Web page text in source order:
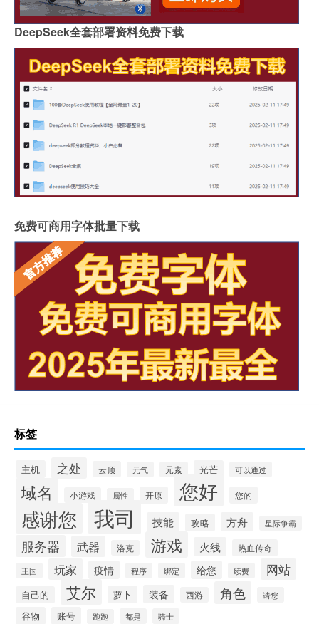
DeepSeek全套部署资料免费下载
免费可商用字体批量下载
标签
主机 之处 云顶 元气 元素 光芒 可以通过
域名 小游戏 属性 开原 您好 您的
感谢您 我司 技能 攻略 方舟 星际争霸
服务器 武器 洛克 游戏 火线 热血传奇
王国 玩家 疫情 程序 绑定 给您 续费 网站
自己的 艾尔 萝卜 装备 西游 角色 请您
谷物 账号 跑跑 都是 骑士